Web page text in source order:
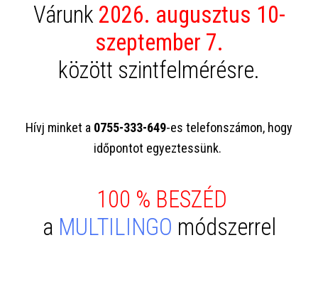
Várunk 2026. augusztus 10-
szeptember 7.
között szintfelmérésre.
Hívj minket a 0755-333-649-es telefonszámon, hogy
időpontot egyeztessünk.
100 % BESZÉD
a MULTILINGO módszerrel